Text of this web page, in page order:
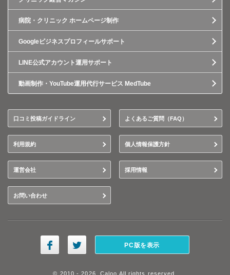
病院・クリニック ホームページ制作
Googleビジネスプロフィールサポート
LINE公式アカウント運用サポート
動画制作・YouTube運用代行サービス MedTube
口コミ投稿ガイドライン よくあるご質問（FAQ）
利用規約 個人情報保護方針
運営会社 採用情報
お問い合わせ
PC版を表示
© 2010 - 2026, Caloo All rights reserved.